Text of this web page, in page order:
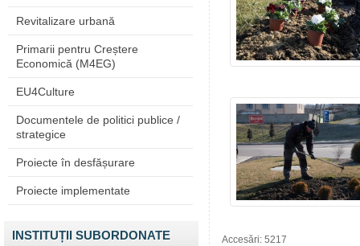
Revitalizare urbană
Primarii pentru Creștere
Economică (M4EG)
EU4Culture
Documentele de politici publice /
strategice
Proiecte în desfășurare
Proiecte implementate
INSTITUȚII SUBORDONATE Accesări: 5217